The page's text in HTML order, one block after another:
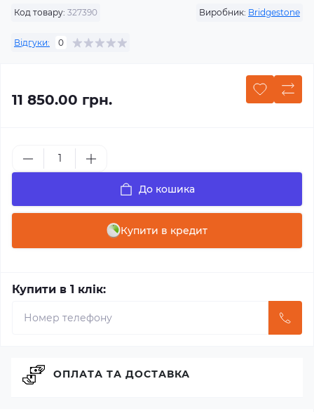
Код товару: 327390 Виробник: Bridgestone
Відгуки: 0
11 850.00 грн.
До кошика
Купити в кредит
Купити в 1 клік:
ОПЛАТА ТА ДОСТАВКА